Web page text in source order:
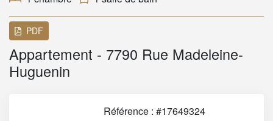
PDF
Appartement - 7790 Rue Madeleine-
Huguenin
Référence : #17649324